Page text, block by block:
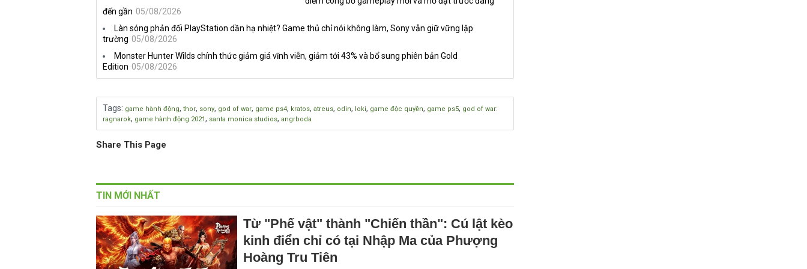
đến gần 05/08/2026
Làn sóng phản đối PlayStation dần hạ nhiệt? Game thủ chỉ nói không làm, Sony vẫn giữ vững lập
trường 05/08/2026
Monster Hunter Wilds chính thức giảm giá vĩnh viễn, giảm tới 43% và bổ sung phiên bản Gold
Edition 05/08/2026
Tags: game hành động, thor, sony, god of war, game ps4, kratos, atreus, odin, loki, game độc quyền, game ps5, god of war:
ragnarok, game hành động 2021, santa monica studios, angrboda
Share This Page
TIN MỚI NHẤT
Từ "Phế vật" thành "Chiến thần": Cú lật kèo
kinh điển chỉ có tại Nhập Ma của Phượng
Hoàng Tru Tiên